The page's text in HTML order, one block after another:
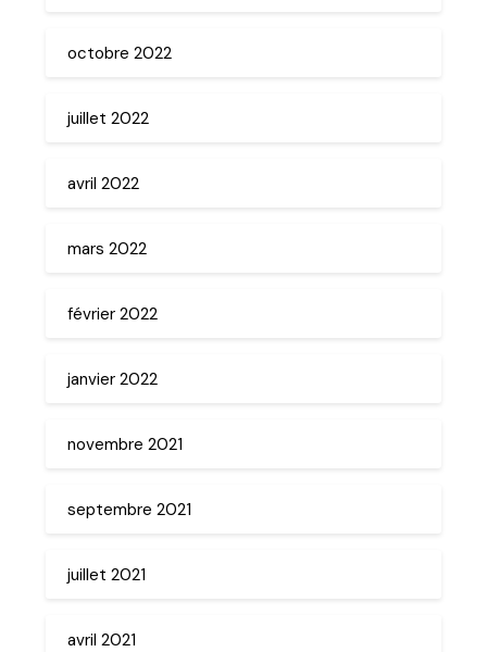
octobre 2022
juillet 2022
avril 2022
mars 2022
février 2022
janvier 2022
novembre 2021
septembre 2021
juillet 2021
avril 2021